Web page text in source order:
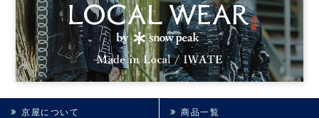
京屋について 商品一覧